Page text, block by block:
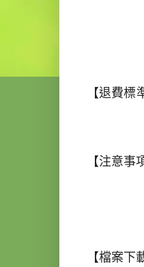
【退費標
【注意事
【檔案下